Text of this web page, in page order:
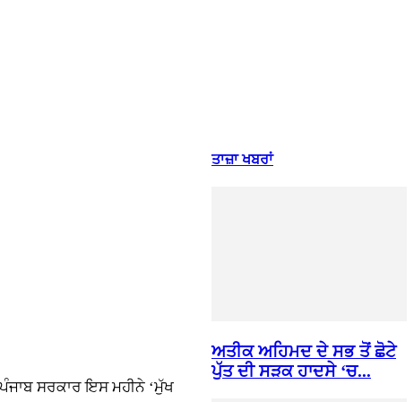
ਸਰਕਾਰ ਇਸ ਮਹੀਨੇ ‘ਮੁੱਖ
ਤਾਜ਼ਾ ਖਬਰਾਂ
ਅਤੀਕ ਅਹਿਮਦ ਦੇ ਸਭ ਤੋਂ ਛੋਟੇ
ਪੁੱਤ ਦੀ ਸੜਕ ਹਾਦਸੇ ‘ਚ...